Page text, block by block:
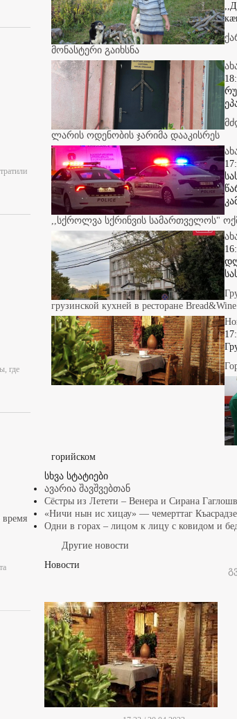
где
მონასტერი გაიხსნა
ლარის ოდენობის ჯარიმა დააკისრეს
,,სქროლვა სქრინვის სამართველოს"
грузинской кухней в ресторане
горийском
სხვა სტატიები
ავარია შავშვებთან
Сёстры из Летети – Венера и Сирана
«Ничи нын ис хицау» — чемерттаг
Одни в горах – лицом к лицу с ковидом и
Другие новости
Новости